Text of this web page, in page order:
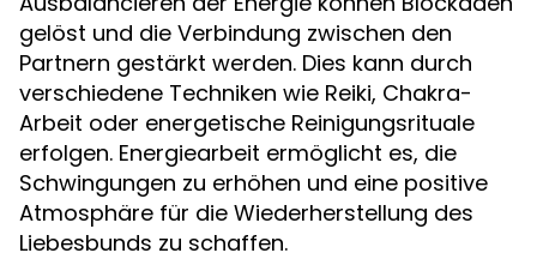
gelöst und die Verbindung zwischen den
Partnern gestärkt werden. Dies kann durch
verschiedene Techniken wie Reiki, Chakra-
Arbeit oder energetische Reinigungsrituale
erfolgen. Energiearbeit ermöglicht es, die
Schwingungen zu erhöhen und eine positive
Atmosphäre für die Wiederherstellung des
Liebesbunds zu schaffen.